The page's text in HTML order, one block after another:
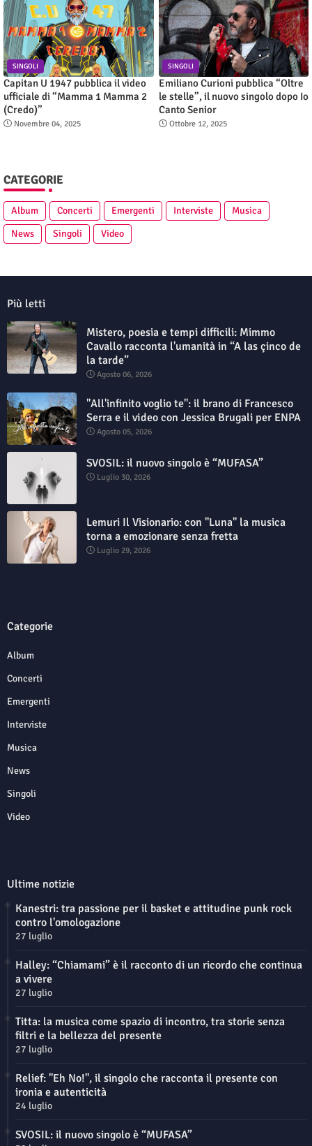
SINGOLI
Capitan U 1947 pubblica il video
ufficiale di “Mamma 1 Mamma 2
(Credo)”
Novembre 04, 2025
SINGOLI
Emiliano Curioni pubblica “Oltre
le stelle”, il nuovo singolo dopo Io
Canto Senior
Ottobre 12, 2025
CATEGORIE
Album Concerti Emergenti Interviste
Musica
News
Singoli Video
Più letti
Mistero, poesia e tempi difficili: Mimmo
Cavallo racconta l'umanità in “A las çinco de
la tarde”
Agosto 06, 2026
"All'infinito voglio te": il brano di Francesco
Serra e il video con Jessica Brugali per ENPA
Agosto 05, 2026
SVOSIL: il nuovo singolo è “MUFASA”
Luglio 30, 2026
Lemuri Il Visionario: con "Luna" la musica
torna a emozionare senza fretta
Luglio 29, 2026
Categorie
Album
Concerti
Emergenti
Interviste
Musica
News
Singoli
Video
Ultime notizie
Kanestri: tra passione per il basket e attitudine punk rock
contro l'omologazione
27 luglio
Halley: “Chiamami” è il racconto di un ricordo che continua
a vivere
27 luglio
Titta: la musica come spazio di incontro, tra storie senza
filtri e la bellezza del presente
27 luglio
Relief: "Eh No!", il singolo che racconta il presente con
ironia e autenticità
24 luglio
SVOSIL: il nuovo singolo è “MUFASA”